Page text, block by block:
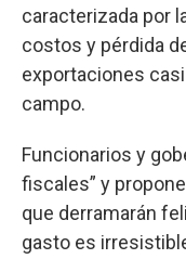
caracterizada por
costos y pérdida
exportaciones
campo.
Funcionarios y
fiscales” y
que derramarán
gasto es